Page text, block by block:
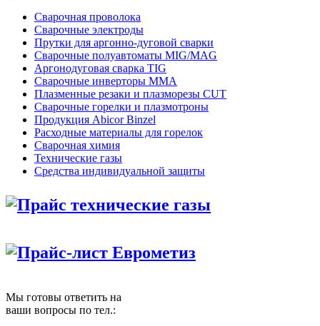
Сварочная проволока
Сварочные электроды
Прутки для аргонно-дуговой сварки
Сварочные полуавтоматы MIG/MAG
Аргонодуговая сварка TIG
Сварочные инверторы MMA
Плазменные резаки и плазморезы CUT
Сварочные горелки и плазмотроны
Продукция Abicor Binzel
Расходные материалы для горелок
Сварочная химия
Технические газы
Средства индивидуальной защиты
Прайс технические газы
Прайс-лист Еврометиз
Мы готовы ответить на
ваши вопросы по тел.: